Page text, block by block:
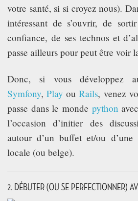
votre santé, si si croyez nous).
intéressant de s’ouvrir, de
confiance, de ses technos et
passe ailleurs pour peut être voir
Donc, si vous développez
Symfony,Play ouRails, venez
passe dans le monde python avec
l’occasion d’initier des
autour d’un buffet et/ou d’une
locale (ou belge).
2. DÉBUTER (OU SE PERFECTIONNER)